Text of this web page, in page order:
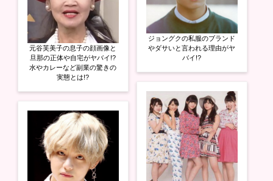
元谷芙美子の息子の顔画像と
旦那の正体や自宅がヤバイ!?
水やカレーなど副業の驚きの
実態とは!?
ジョングクの私服のブランド
やダサいと言われる理由がヤ
バイ!?